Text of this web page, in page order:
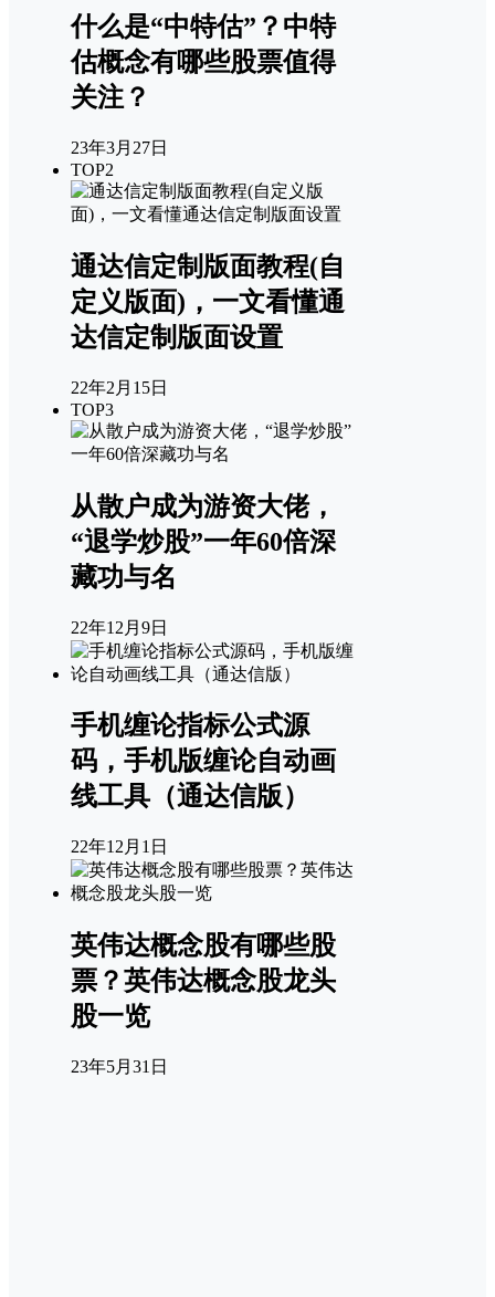
什么是“中特估”？中特
估概念有哪些股票值得
关注？
23年3月27日
TOP2
通达信定制版面教程(自
定义版面)，一文看懂通
达信定制版面设置
22年2月15日
TOP3
从散户成为游资大佬，
“退学炒股”一年60倍深
藏功与名
22年12月9日
手机缠论指标公式源
码，手机版缠论自动画
线工具（通达信版）
22年12月1日
英伟达概念股有哪些股
票？英伟达概念股龙头
股一览
23年5月31日